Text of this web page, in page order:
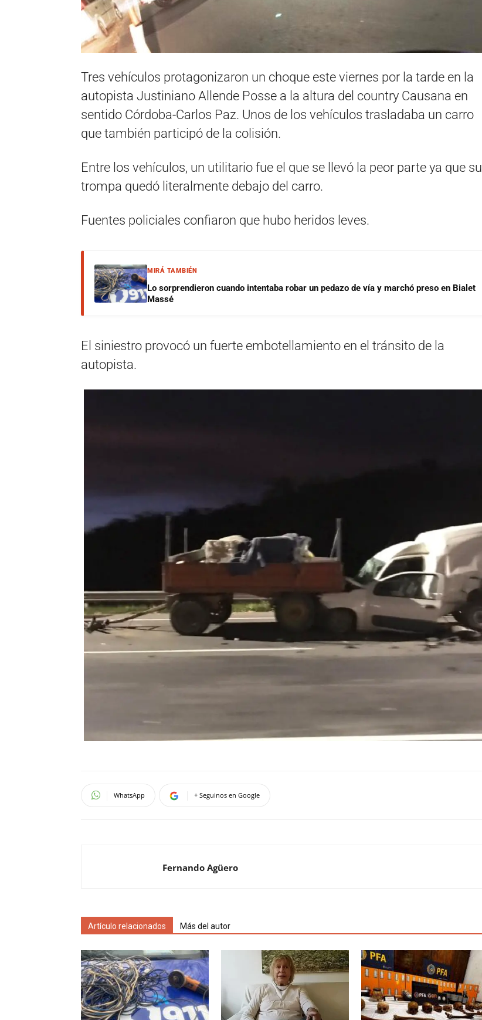
Tres vehículos protagonizaron un choque este viernes por la tarde en la
autopista Justiniano Allende Posse a la altura del country Causana en
sentido Córdoba-Carlos Paz. Unos de los vehículos trasladaba un carro
que también participó de la colisión.
Entre los vehículos, un utilitario fue el que se llevó la peor parte ya que su
trompa quedó literalmente debajo del carro.
Fuentes policiales confiaron que hubo heridos leves.
MIRÁ TAMBIÉN
Lo sorprendieron cuando intentaba robar un pedazo de vía y marchó preso en Bialet
Massé
El siniestro provocó un fuerte embotellamiento en el tránsito de la
autopista.
WhatsApp + Seguinos en Google
Fernando Agüero
Artículo relacionados Más del autor